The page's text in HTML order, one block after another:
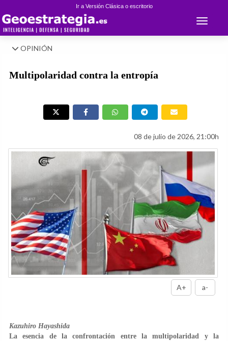
Ir a Versión Clásica o escritorio
Toggle
OPINIÓN
Multipolaridad contra la entropía
08 de julio de 2026, 21:00h
A+ a-
Kazuhiro Hayashida
La esencia de la confrontación entre la multipolaridad y la